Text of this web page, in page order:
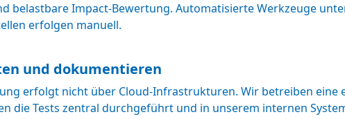
belastbare Impact-Bewertung. Automatisierte Werkzeuge
erfolgen manuell.
und dokumentieren
erfolgt nicht über Cloud-Infrastrukturen. Wir betreiben
die Tests zentral durchgeführt und in unserem internen